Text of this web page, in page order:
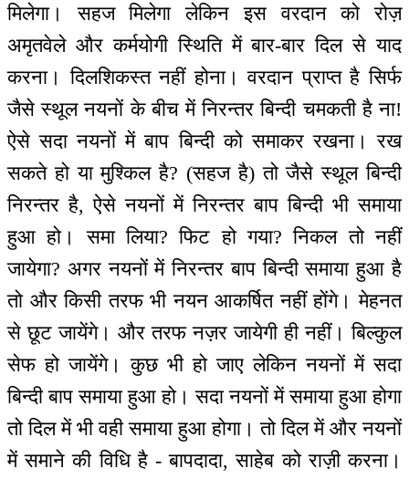
मिलेगा। सहज मिलेगा लेकिन इस वरदान को रोज़
अमृतवेले और कर्मयोगी स्थिति में बार-बार दिल से याद
करना। दिलशिकस्त नहीं होना। वरदान प्राप्त है सिर्फ
जैसे स्थूल नयनों के बीच में निरन्तर बिन्दी चमकती है ना!
ऐसे सदा नयनों में बाप बिन्दी को समाकर रखना। रख
सकते हो या मुश्किल है? (सहज है) तो जैसे स्थूल बिन्दी
निरन्तर है, ऐसे नयनों में निरन्तर बाप बिन्दी भी समाया
हुआ हो। समा लिया? फिट हो गया? निकल तो नहीं
जायेगा? अगर नयनों में निरन्तर बाप बिन्दी समाया हुआ है
तो और किसी तरफ भी नयन आकर्षित नहीं होंगे। मेहनत
से छूट जायेंगे। और तरफ नज़र जायेगी ही नहीं। बिल्कुल
सेफ हो जायेंगे। कुछ भी हो जाए लेकिन नयनों में सदा
बिन्दी बाप समाया हुआ हो। सदा नयनों में समाया हुआ होगा
तो दिल में भी वही समाया हुआ होगा। तो दिल में और नयनों
में समाने की विधि है - बापदादा, साहेब को राज़ी करना।